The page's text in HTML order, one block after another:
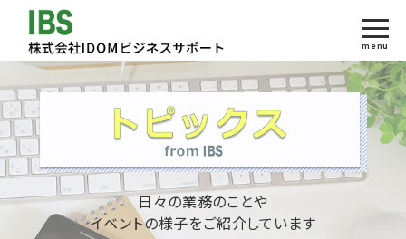
menu
日々の業務のことや
イベントの様子をご紹介しています